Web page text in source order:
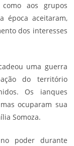
aos grupos
época aceitaram,
dos interesses
uma guerra
do território
Os ianques
ocuparam sua
Somoza.
poder durante